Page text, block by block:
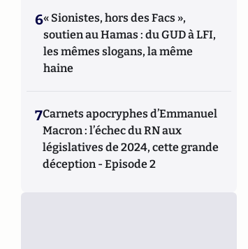
6« Sionistes, hors des Facs »,
soutien au Hamas : du GUD à LFI,
les mêmes slogans, la même
haine
7Carnets apocryphes d’Emmanuel
Macron : l’échec du RN aux
législatives de 2024, cette grande
déception - Episode 2